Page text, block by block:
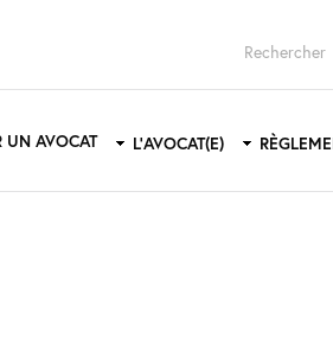
UN AVOCAT L'AVOCAT(E)